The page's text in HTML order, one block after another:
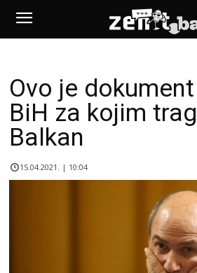
Ovo je
BiH za kojim
Balkan
15.04.2021. | 10:04